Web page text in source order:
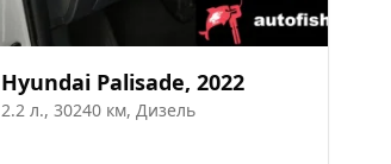
Hyundai Palisade, 2022
2.2 л., 30240 км, Дизель